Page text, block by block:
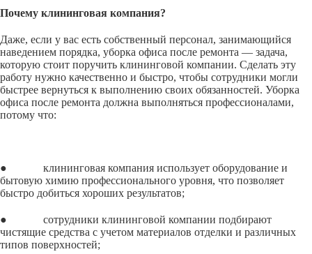
Почему клининговая компания?
Даже, если у вас есть собственный персонал, занимающийся
наведением порядка, уборка офиса после ремонта — задача,
которую стоит поручить клининговой компании. Сделать эту
работу нужно качественно и быстро, чтобы сотрудники могли
быстрее вернуться к выполнению своих обязанностей. Уборка
офиса после ремонта должна выполняться профессионалами,
потому что:
● клининговая компания использует оборудование и
бытовую химию профессионального уровня, что позволяет
быстро добиться хороших результатов;
● сотрудники клининговой компании подбирают
чистящие средства с учетом материалов отделки и различных
типов поверхностей;